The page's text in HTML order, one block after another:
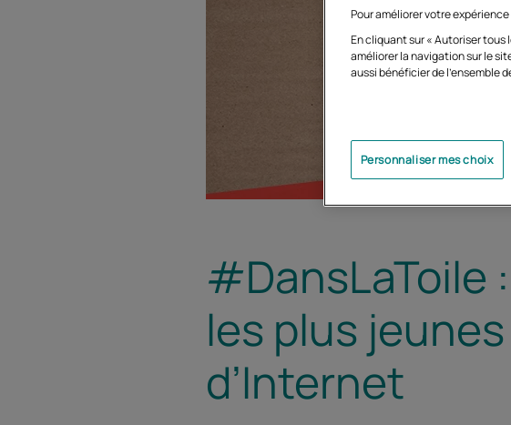
#DansLaToile
les plus
d’Internet
Pour améliorer votre
En cliquant sur « Autoriser tous
améliorer la navigation sur le
aussi bénéficier de l'ensemble
Personnaliser mes choix